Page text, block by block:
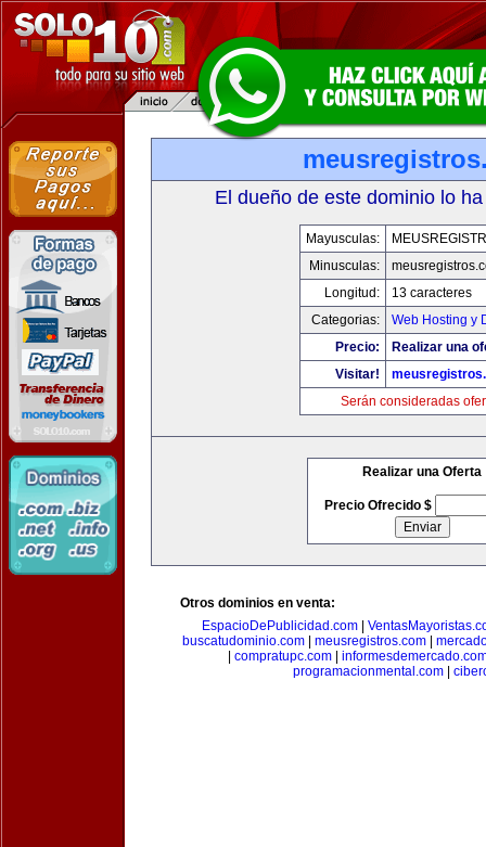
El dueño de este dominio lo
Mayusculas:
Minusculas:
Longitud:
13 caracteres
Categorias:
Web Hosting y
Precio:
Realizar una
Visitar!
Serán consideradas
Realizar una Oferta
Precio Ofrecido $
Otros dominios en venta:
EspacioDePublicidad.com
buscatudominio.com
meusregistros.com
compratupc.com
programacionmental.com